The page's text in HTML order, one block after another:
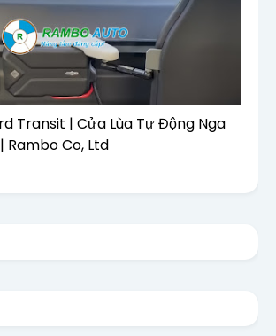
Transit | Cửa Lùa Tự Động Nga
Rambo Co, Ltd